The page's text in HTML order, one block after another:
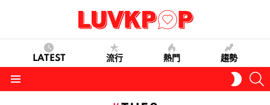
LATEST 流行 熱門 趨勢
SKIN